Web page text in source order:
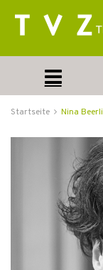
Startseite Nina Beerli